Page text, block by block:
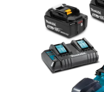
ZAHRADNÍ TECHNIKA
PRACOVNÍ STOLY